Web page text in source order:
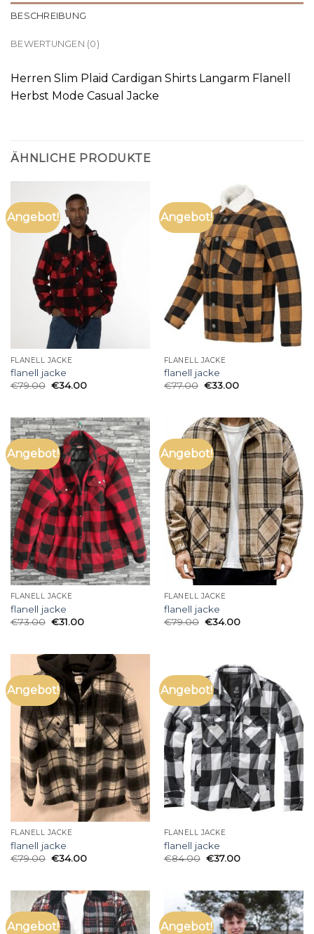
BESCHREIBUNG
BEWERTUNGEN (0)
Herren Slim Plaid Cardigan Shirts Langarm Flanell
Herbst Mode Casual Jacke
ÄHNLICHE PRODUKTE
Angebot!
FLANELL JACKE
flanell jacke
€79.00 €34.00
Angebot!
FLANELL JACKE
flanell jacke
€77.00 €33.00
Angebot!
FLANELL JACKE
flanell jacke
€73.00 €31.00
Angebot!
FLANELL JACKE
flanell jacke
€79.00 €34.00
Angebot!
FLANELL JACKE
flanell jacke
€79.00 €34.00
Angebot!
FLANELL JACKE
flanell jacke
€84.00 €37.00
Angebot! Angebot!